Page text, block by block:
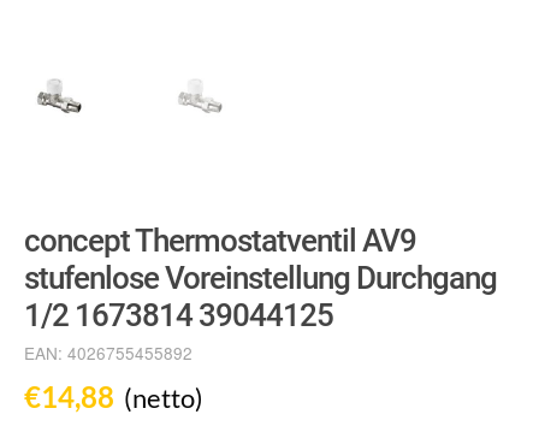
concept Thermostatventil AV9
stufenlose Voreinstellung Durchgang
1/2 1673814 39044125
EAN: 4026755455892
€14,88 (netto)